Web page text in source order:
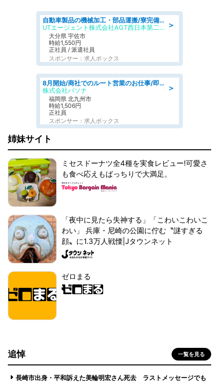
＞
自動車製品の機械加工・部品運搬/寮完備/日払い/工場・製造
UTエージェント株式会社AGT西日本第二CU
大分県 宇佐市
時給1,550円
正社員 / 派遣社員
スポンサー：求人ボックス
＞
8月開始/商社でのルート営業のお仕事/即日勤務可/車通勤可/営業
株式会社パソナ
福岡県 北九州市
時給1,506円
正社員
スポンサー：求人ボックス
姉妹サイト
ミセスドーナツ全4種を実食レビュー!可愛さ
も食べ応えもばっちりで大満足。
「夜中に見たら失神する」「こわいこわいこ
わい」 兵庫・尼崎の公園に佇む〝謎すぎる
顔〟に1.3万人戦慄|Jタウンネット
ゼロまる
追悼 一覧を見る
長崎市出身・平和訴えた美輪明宏さん死去 ラストメッセージでも